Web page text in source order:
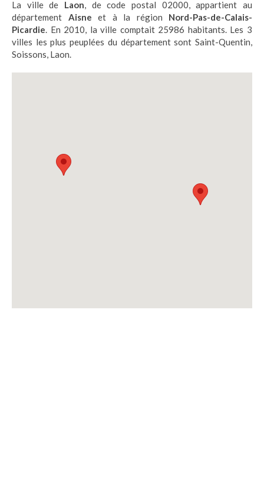
La ville de Laon, de code postal 02000, appartient au
département Aisne et à la région Nord-Pas-de-Calais-
Picardie. En 2010, la ville comptait 25986 habitants. Les 3
villes les plus peuplées du département sont Saint-Quentin,
Soissons, Laon.